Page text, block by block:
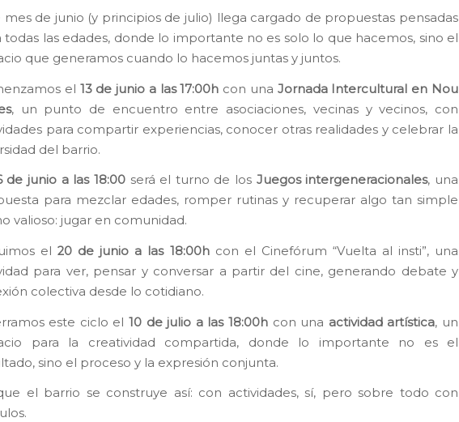
mes de junio (y principios de julio) llega cargado de propuestas pensadas
todas las edades, donde lo importante no es solo lo que hacemos, sino el
que generamos cuando lo hacemos juntas y juntos.
el 13 de junio a las 17:00h con una Jornada Intercultural en Nou
, un punto de encuentro entre asociaciones, vecinas y vecinos, con
para compartir experiencias, conocer otras realidades y celebrar la
del barrio.
de junio a las 18:00será el turno de los Juegos intergeneracionales, una
para mezclar edades, romper rutinas y recuperar algo tan simple
valioso: jugar en comunidad.
el20 de junio a las 18:00hcon el Cinefórum “Vuelta al insti”, una
para ver, pensar y conversar a partir del cine, generando debate y
colectiva desde lo cotidiano.
este ciclo el 10 de julio a las 18:00h con una actividad artística, un
para la creatividad compartida, donde lo importante no es el
sino el proceso y la expresión conjunta.
el barrio se construye así: con actividades, sí, pero sobre todo con